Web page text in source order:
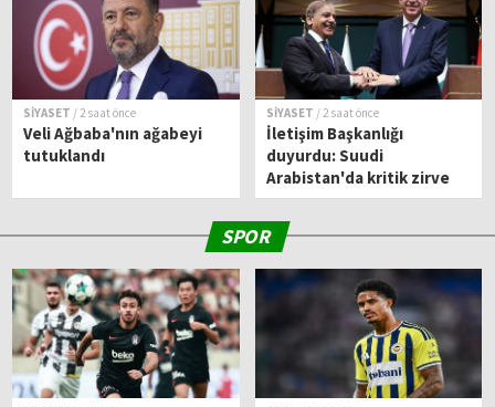
SİYASET / 2 saat önce
Veli Ağbaba'nın ağabeyi
tutuklandı
SİYASET / 2 saat önce
İletişim Başkanlığı
duyurdu: Suudi
Arabistan'da kritik zirve
SPOR